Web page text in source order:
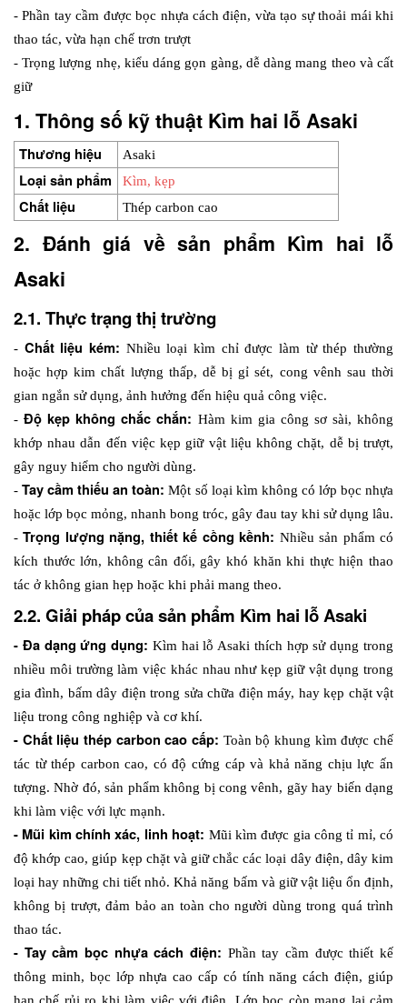
- Phần tay cầm được bọc nhựa cách điện, vừa tạo sự thoải mái khi
thao tác, vừa hạn chế trơn trượt
- Trọng lượng nhẹ, kiểu dáng gọn gàng, dễ dàng mang theo và cất
giữ
1. Thông số kỹ thuật Kìm hai lỗ Asaki
Thương hiệu Asaki
Loại sản phẩm Kìm, kẹp
Chất liệu Thép carbon cao
2. Đánh giá về sản phẩm Kìm hai lỗ
Asaki
2.1. Thực trạng thị trường
- Chất liệu kém: Nhiều loại kìm chỉ được làm từ thép thường
hoặc hợp kim chất lượng thấp, dễ bị gỉ sét, cong vênh sau thời
gian ngắn sử dụng, ảnh hưởng đến hiệu quả công việc.
- Độ kẹp không chắc chắn: Hàm kim gia công sơ sài, không
khớp nhau dẫn đến việc kẹp giữ vật liệu không chặt, dễ bị trượt,
gây nguy hiểm cho người dùng.
- Tay cầm thiếu an toàn: Một số loại kìm không có lớp bọc nhựa
hoặc lớp bọc mỏng, nhanh bong tróc, gây đau tay khi sử dụng lâu.
- Trọng lượng nặng, thiết kế cồng kềnh: Nhiều sản phẩm có
kích thước lớn, không cân đối, gây khó khăn khi thực hiện thao
tác ở không gian hẹp hoặc khi phải mang theo.
2.2. Giải pháp của sản phẩm Kìm hai lỗ Asaki
- Đa dạng ứng dụng: Kìm hai lỗ Asaki thích hợp sử dụng trong
nhiều môi trường làm việc khác nhau như kẹp giữ vật dụng trong
gia đình, bấm dây điện trong sửa chữa điện máy, hay kẹp chặt vật
liệu trong công nghiệp và cơ khí.
- Chất liệu thép carbon cao cấp: Toàn bộ khung kìm được chế
tác từ thép carbon cao, có độ cứng cáp và khả năng chịu lực ấn
tượng. Nhờ đó, sản phẩm không bị cong vênh, gãy hay biến dạng
khi làm việc với lực mạnh.
- Mũi kìm chính xác, linh hoạt: Mũi kìm được gia công tỉ mỉ, có
độ khớp cao, giúp kẹp chặt và giữ chắc các loại dây điện, dây kim
loại hay những chi tiết nhỏ. Khả năng bấm và giữ vật liệu ổn định,
không bị trượt, đảm bảo an toàn cho người dùng trong quá trình
thao tác.
- Tay cầm bọc nhựa cách điện: Phần tay cầm được thiết kế
thông minh, bọc lớp nhựa cao cấp có tính năng cách điện, giúp
hạn chế rủi ro khi làm việc với điện. Lớp bọc còn mang lại cảm